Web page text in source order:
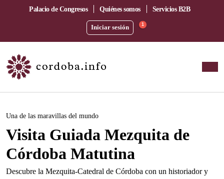
Palacio de Congresos Quiénes somos Servicios B2B
Iniciar sesión 1
Este evento ha pasado.
Una de las maravillas del mundo
Visita Guiada Mezquita de
Córdoba Matutina
Descubre la Mezquita-Catedral de Córdoba con un historiador y